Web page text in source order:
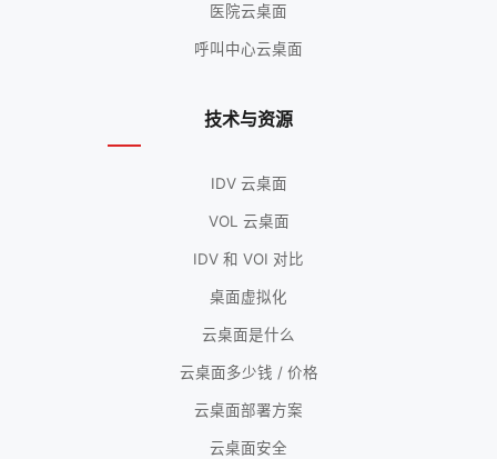
医院云桌面
呼叫中心云桌面
技术与资源
IDV 云桌面
VOL 云桌面
IDV 和 VOI 对比
桌面虚拟化
云桌面是什么
云桌面多少钱 / 价格
云桌面部署方案
云桌面安全